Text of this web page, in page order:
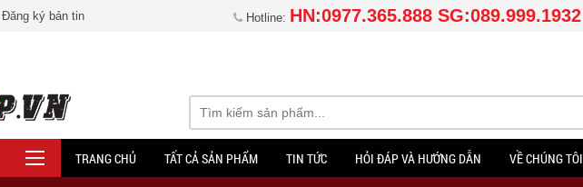
Đăng ký bản tin Hotline: HN:0977.365.888 SG:089.999.1932
TRANG CHỦ TẤT CẢ SẢN PHẨM TIN TỨC HỎI ĐÁP VÀ HƯỚNG DẪN VỀ CHÚNG TÔI